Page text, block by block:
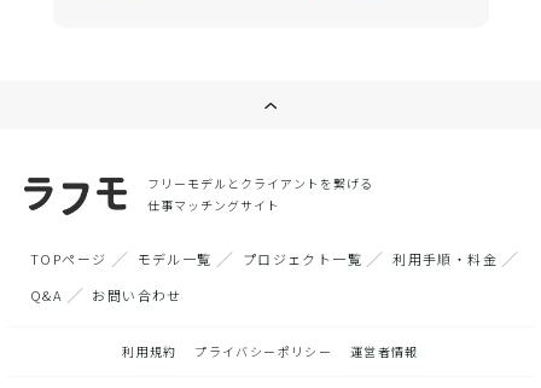
フリーモデルとクライアントを繋げる
仕事マッチングサイト
TOPページ モデル一覧 プロジェクト一覧
利用手順・料金
Q&A
お問い合わせ
利用規約 プライバシーポリシー 運営者情報